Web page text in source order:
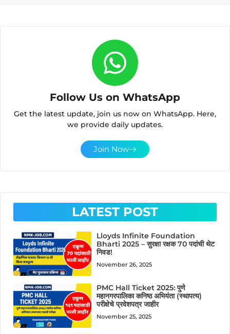
Follow Us on WhatsApp
Get the latest update, join us now on WhatsApp. Here,
we provide daily updates.
Join Now
LATEST POST
Lloyds Infinite Foundation
Bharti 2025 – सुरक्षा रक्षक 70 पदांची थेट
निवड!
November 26, 2025
PMC Hall Ticket 2025: पुणे
महानगरपालिका कनिष्ठ अभियंता (स्थापत्य)
परीक्षेचे प्रवेशपत्र जाहीर
November 25, 2025